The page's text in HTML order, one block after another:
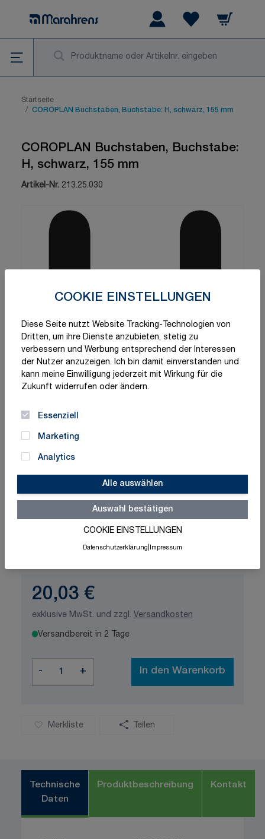
COOKIE EINSTELLUNGEN
Diese Seite nutzt Website Tracking-Technologien von
Dritten, um ihre Dienste anzubieten, stetig zu
verbessern und Werbung entsprechend der Interessen
der Nutzer anzuzeigen. Ich bin damit einverstanden und
kann meine Einwilligung jederzeit mit Wirkung für die
Zukunft widerrufen oder ändern.
Essenziell
Marketing
Analytics
Alle auswählen
Auswahl bestätigen
COOKIE EINSTELLUNGEN
Datenschutzerklärung Impressum
Warenkorb
Startseite
/ COROPLAN Buchstaben, Buchstabe: H, schwarz, 155 mm
COROPLAN Buchstaben, Buchstabe:
H, schwarz, 155 mm
Artikel-Nr. 213.25.030
Schnelle Lieferung
Made in Germany
20,03 €
exklusive MwSt. und zzgl. Versandkosten
Versandbereit in 2 Tage
- + In den Warenkorb
Merkliste Teilen
Technische
Daten
Produktbeschreibung Kontakt